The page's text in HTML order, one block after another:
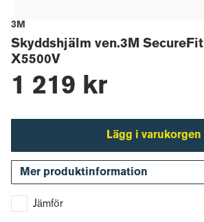
3M
Skyddshjälm ven.3M SecureFit
X5500V
1 219 kr
Lägg i varukorgen
Mer produktinformation
Jämför